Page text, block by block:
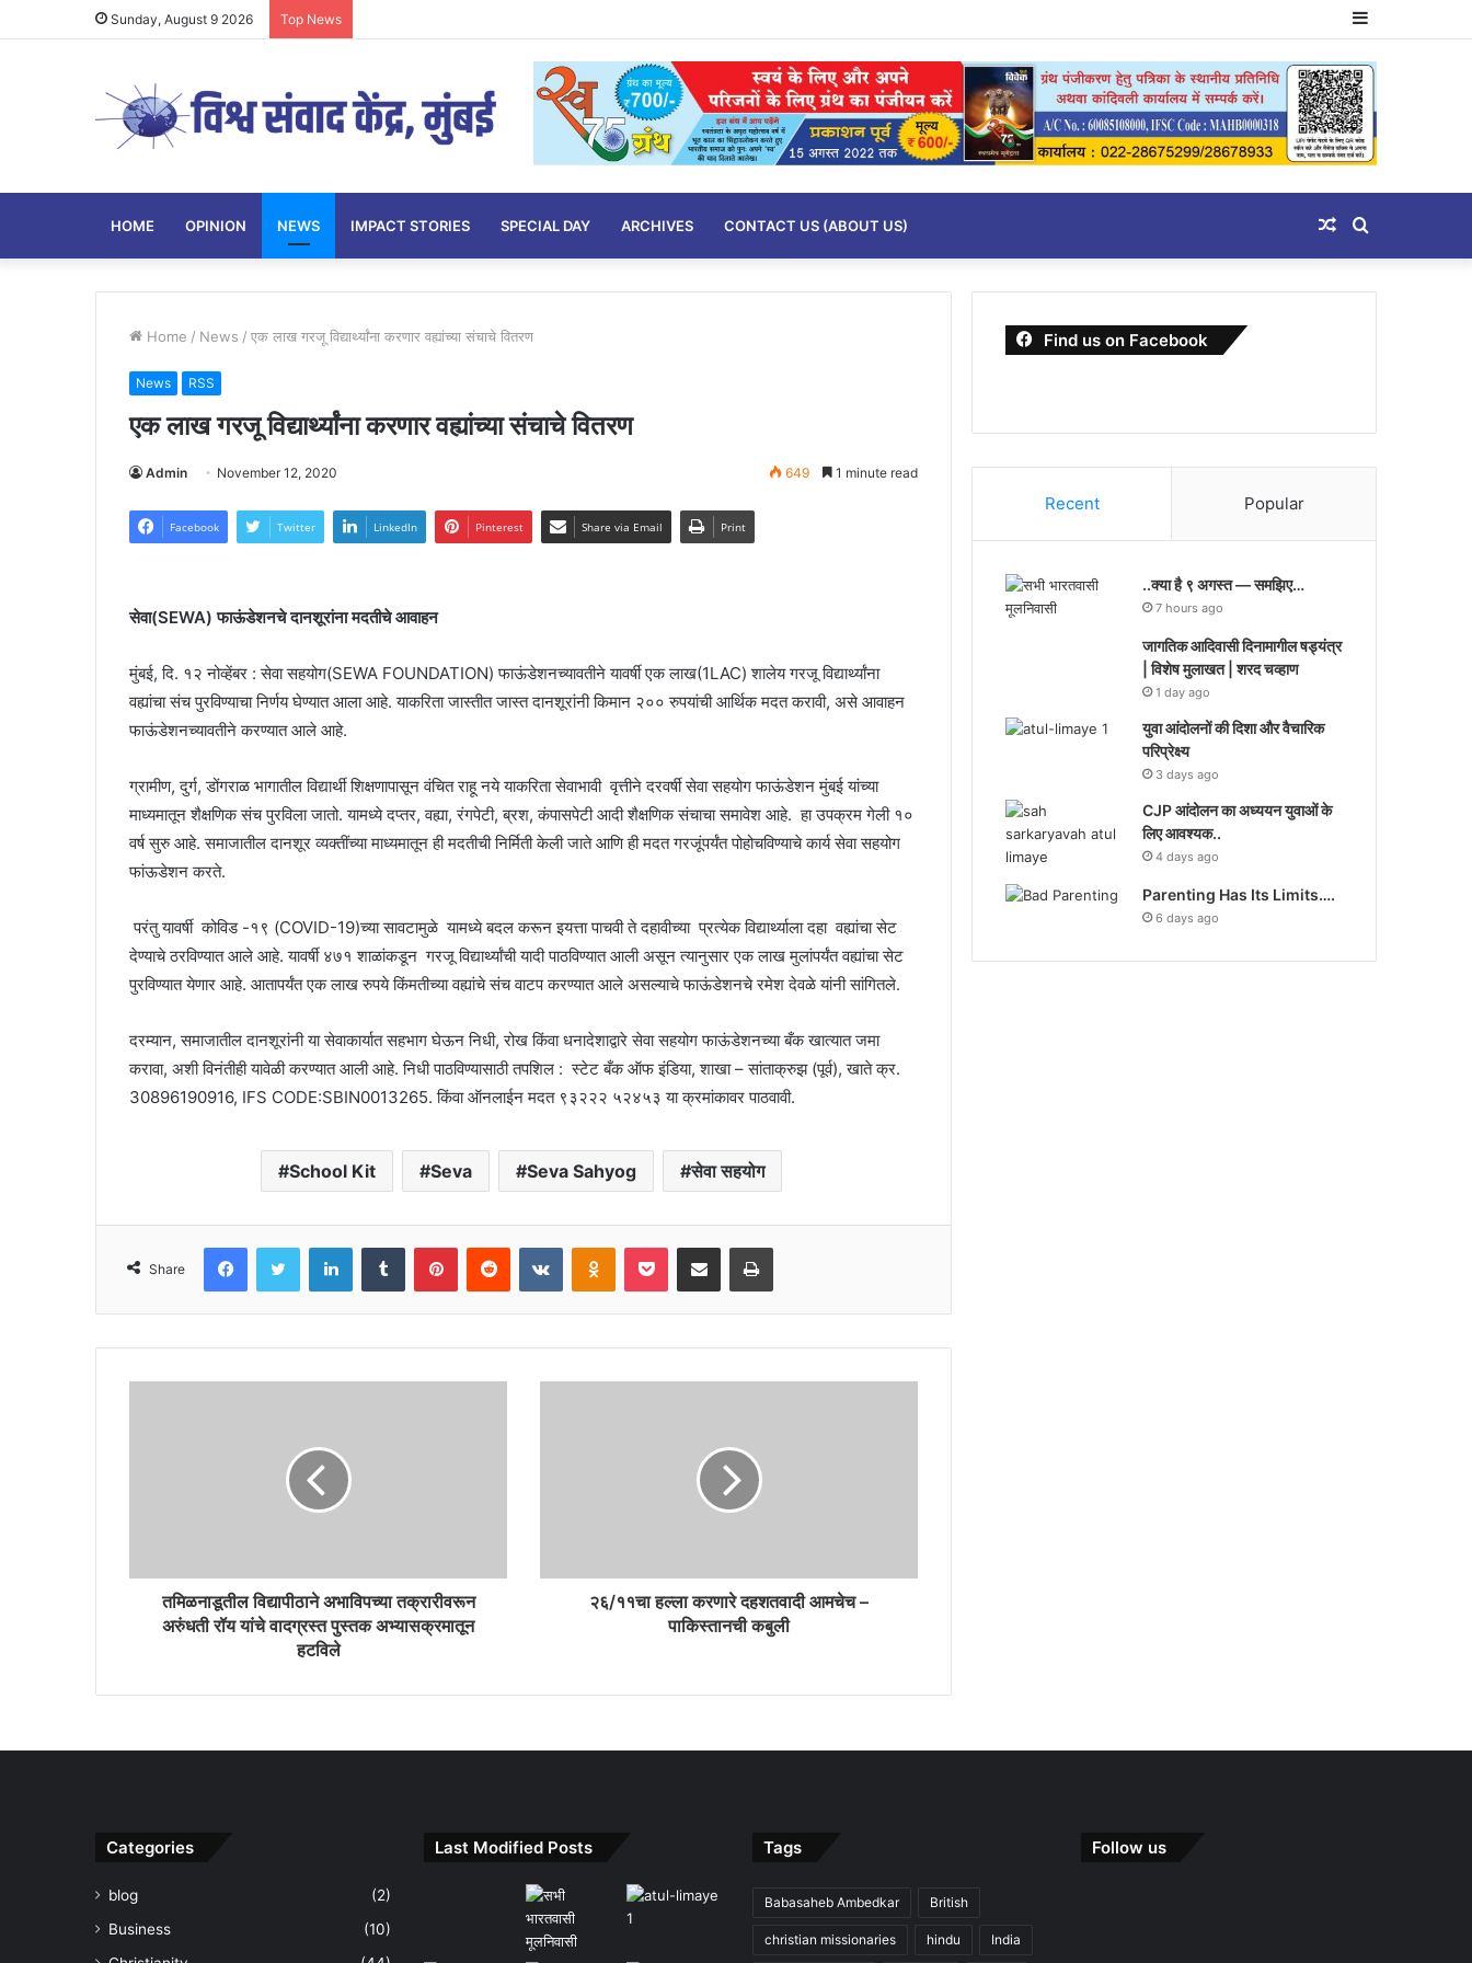
Sunday, August 9 2026 Top News Sidebar
HOME OPINION NEWS IMPACT STORIES SPECIAL DAY ARCHIVES CONTACT US (ABOUT US) Search
for
Random
Article
Home / News / एक लाख गरजू विद्यार्थ्यांना करणार वह्यांच्या संचाचे वितरण
News RSS
एक लाख गरजू विद्यार्थ्यांना करणार वह्यांच्या संचाचे वितरण
Admin November 12, 2020 649 1 minute read
Facebook Twitter LinkedIn Pinterest Share via Email Print
सेवा(SEWA) फाऊंडेशनचे दानशूरांना मदतीचे आवाहन
मुंबई, दि. १२ नोव्हेंबर : सेवा सहयोग(SEWA FOUNDATION) फाऊंडेशनच्यावतीने यावर्षी एक लाख(1LAC) शालेय गरजू विद्यार्थ्यांना
वह्यांचा संच पुरविण्याचा निर्णय घेण्यात आला आहे. याकरिता जास्तीत जास्त दानशूरांनी किमान २०० रुपयांची आर्थिक मदत करावी, असे आवाहन
फाऊंडेशनच्यावतीने करण्यात आले आहे.
ग्रामीण, दुर्ग, डोंगराळ भागातील विद्यार्थी शिक्षणापासून वंचित राहू नये याकरिता सेवाभावी वृत्तीने दरवर्षी सेवा सहयोग फाऊंडेशन मुंबई यांच्या
माध्यमातून शैक्षणिक संच पुरविला जातो. यामध्ये दप्तर, वह्या, रंगपेटी, ब्रश, कंपासपेटी आदी शैक्षणिक संचाचा समावेश आहे. हा उपक्रम गेली १०
वर्ष सुरु आहे. समाजातील दानशूर व्यक्तींच्या माध्यमातून ही मदतीची निर्मिती केली जाते आणि ही मदत गरजूंपर्यंत पोहोचविण्याचे कार्य सेवा सहयोग
फांऊडेशन करते.
परंतु यावर्षी कोविड -१९ (COVID-19)च्या सावटामुळे यामध्ये बदल करून इयत्ता पाचवी ते दहावीच्या प्रत्येक विद्यार्थ्याला दहा वह्यांचा सेट
देण्याचे ठरविण्यात आले आहे. यावर्षी ४७१ शाळांकडून गरजू विद्यार्थ्यांची यादी पाठविण्यात आली असून त्यानुसार एक लाख मुलांपर्यंत वह्यांचा सेट
पुरविण्यात येणार आहे. आतापर्यंत एक लाख रुपये किंमतीच्या वह्यांचे संच वाटप करण्यात आले असल्याचे फाऊंडेशनचे रमेश देवळे यांनी सांगितले.
दरम्यान, समाजातील दानशूरांनी या सेवाकार्यात सहभाग घेऊन निधी, रोख किंवा धनादेशाद्वारे सेवा सहयोग फाऊंडेशनच्या बँक खात्यात जमा
करावा, अशी विनंतीही यावेळी करण्यात आली आहे. निधी पाठविण्यासाठी तपशिल : स्टेट बँक ऑफ इंडिया, शाखा – सांताक्रुझ (पूर्व), खाते क्र.
30896190916, IFS CODE:SBIN0013265. किंवा ऑनलाईन मदत ९३२२२ ५२४५३ या क्रमांकावर पाठवावी.
School Kit Seva Seva Sahyog सेवा सहयोग
Share
FacebookTwitter LinkedInTumblr PinterestReddit VKontakteOdnoklassniki
Pocket Share via Email Print
तमिळनाडूतील विद्यापीठाने अभाविपच्या तक्रारीवरून
अरुंधती रॉय यांचे वादग्रस्त पुस्तक अभ्यासक्रमातून
हटविले
२६/११चा हल्ला करणारे दहशतवादी आमचेच –
पाकिस्तानची कबुली
Find us on Facebook
Recent Popular
..क्या है ९ अगस्त — समझिए…
7 hours ago
जागतिक आदिवासी दिनामागील षड्यंत्र
| विशेष मुलाखत | शरद चव्हाण
1 day ago
युवा आंदोलनों की दिशा और वैचारिक
परिप्रेक्ष्य
3 days ago
CJP आंदोलन का अध्ययन युवाओं के
लिए आवश्यक..
4 days ago
Parenting Has Its Limits….
6 days ago
Categories
blog
(2)
Business
(10)
Last Modified Posts Tags
Babasaheb Ambedkar British
christian missionaries hindu India
Follow us